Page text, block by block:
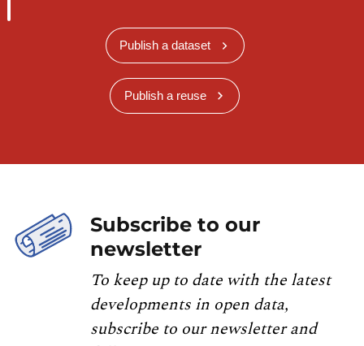
Publish a dataset
Publish a reuse
Subscribe to our
newsletter
To keep up to date with the latest
developments in open data,
subscribe to our newsletter and